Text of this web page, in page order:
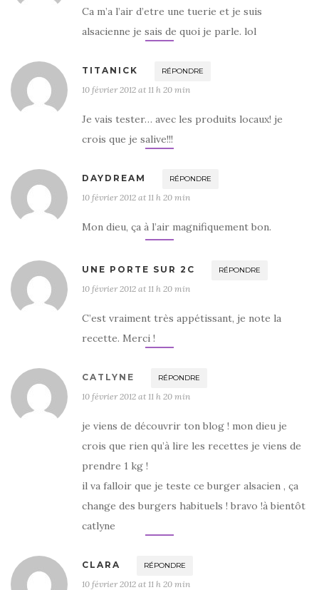
Ca m’a l’air d’etre une tuerie et je suis
alsacienne je sais de quoi je parle. lol
TITANICK RÉPONDRE
10 février 2012 at 11 h 20 min
Je vais tester… avec les produits locaux! je
crois que je salive!!!
DAYDREAM RÉPONDRE
10 février 2012 at 11 h 20 min
Mon dieu, ça à l’air magnifiquement bon.
UNE PORTE SUR 2C RÉPONDRE
10 février 2012 at 11 h 20 min
C’est vraiment très appétissant, je note la
recette. Merci !
CATLYNE RÉPONDRE
10 février 2012 at 11 h 20 min
je viens de découvrir ton blog ! mon dieu je
crois que rien qu’à lire les recettes je viens de
prendre 1 kg !
il va falloir que je teste ce burger alsacien , ça
change des burgers habituels ! bravo !à bientôt
catlyne
CLARA RÉPONDRE
10 février 2012 at 11 h 20 min